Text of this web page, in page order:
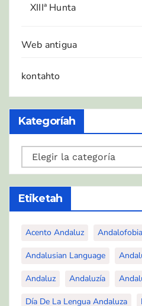
XIIIª Hunta
Web antigua
kontahto
Kategoríah
Kategoríah
Etiketah
Acento Andaluz Andalofobia
Andalusian Language
Andaluz Andaluzía
Día De La Lengua Andaluza